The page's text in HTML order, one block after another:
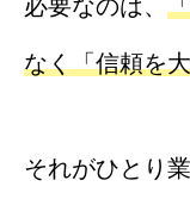
必要なのは、
なく「信頼を
それがひとり